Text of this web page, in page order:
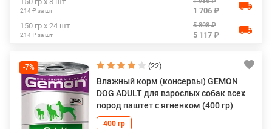
214 ₽ за шт
1 706 ₽
150 гр х 24 шт
214 ₽ за шт
5 808 ₽
5 117 ₽
-7% (22)
Влажный корм (консервы) GEMON
DOG ADULT для взрослых собак всех
пород паштет с ягненком (400 гр)
400 гр